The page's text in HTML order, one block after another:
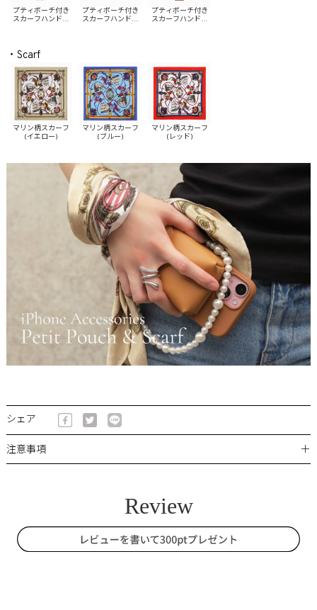
プティポーチ付き
スカーフハンドル
プティポーチ付き
スカーフハンドル
プティポーチ付き
スカーフハンドル
・Scarf
マリン柄スカーフ
(イエロー)
マリン柄スカーフ
(ブルー)
マリン柄スカーフ
(レッド)
シェア
注意事項 ＋